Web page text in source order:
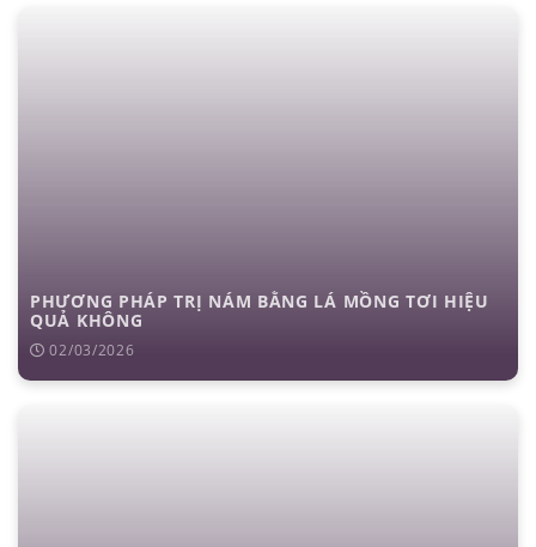
PHƯƠNG PHÁP TRỊ NÁM BẰNG LÁ MỒNG TƠI HIỆU
QUẢ KHÔNG
02/03/2026